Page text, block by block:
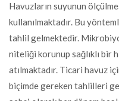
Havuzların suyunun
kullanılmaktadır. Bu
tahlil gelmektedir.
niteliği korunup sağlıklı bir
atılmaktadır. Ticari havuz
biçimde gereken tahlilleri